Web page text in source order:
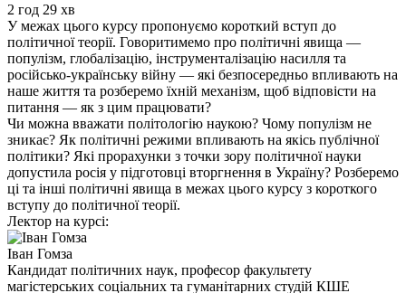
2 год 29 хв
У межах цього курсу пропонуємо короткий вступ до
політичної теорії. Говоритимемо про політичні явища —
популізм, глобалізацію, інструменталізацію насилля та
російсько-українську війну — які безпосередньо впливають на
наше життя та розберемо їхній механізм, щоб відповісти на
питання — як з цим працювати?
Чи можна вважати політологію наукою? Чому популізм не
зникає? Як політичні режими впливають на якісь публічної
політики? Які прорахунки з точки зору політичної науки
допустила росія у підготовці вторгнення в Україну? Розберемо
ці та інші політичні явища в межах цього курсу з короткого
вступу до політичної теорії.
Лектор на курсі:
Іван Гомза
Кандидат політичних наук, професор факультету
магістерських соціальних та гуманітарних студій КШЕ